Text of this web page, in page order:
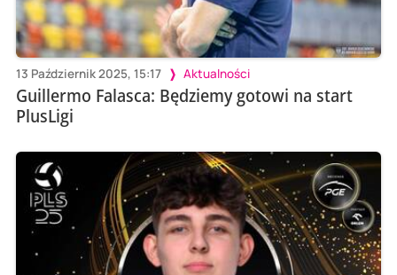
13 Październik 2025, 15:17 Aktualności
Guillermo Falasca: Będziemy gotowi na start
PlusLigi